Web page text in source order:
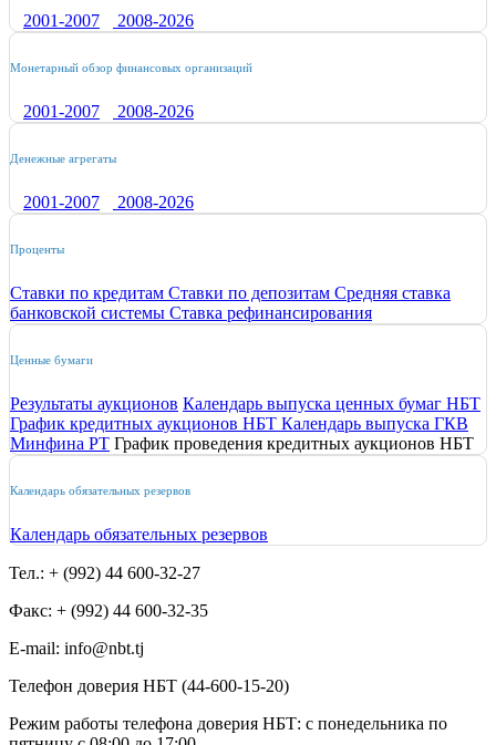
2001-2007 2008-2026
Монетарный обзор финансовых организаций
2001-2007 2008-2026
Денежные агрегаты
2001-2007 2008-2026
Проценты
Ставки по кредитам Ставки по депозитам Средняя ставка
банковской системы Ставка рефинансирования
Ценные бумаги
Результаты аукционов Календарь выпуска ценных бумаг НБТ
График кредитных аукционов НБТ Календарь выпуска ГКВ
Минфина РТ График проведения кредитных аукционов НБТ
Календарь обязательных резервов
Календарь обязательных резервов
Тел.: + (992) 44 600-32-27
Факс: + (992) 44 600-32-35
Е-mail: info@nbt.tj
Телефон доверия НБТ (44-600-15-20)
Режим работы телефона доверия НБТ: с понедельника по